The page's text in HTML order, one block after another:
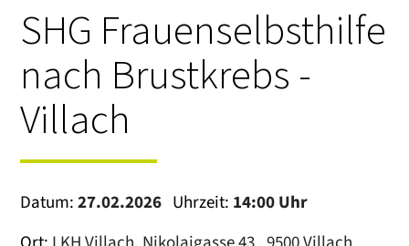
SHG Frauenselbsthilfe
nach Brustkrebs -
Villach
Datum:27.02.2026 Uhrzeit: 14:00 Uhr